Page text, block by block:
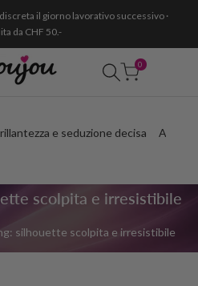
il giorno lavorativo successivo ·
da CHF 50.-
0
e seduzione decisa Abito e
scolpita e irresistibile
silhouette scolpita e irresistibile